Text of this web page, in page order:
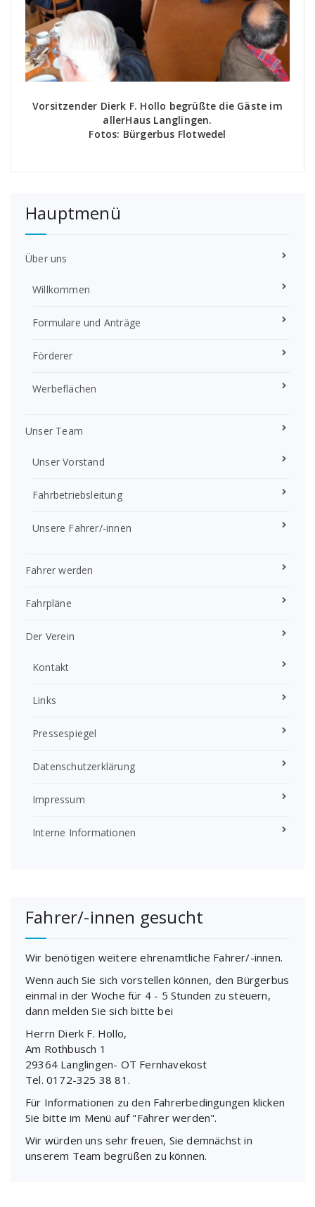
Vorsitzender Dierk F. Hollo begrüßte die Gäste im
allerHaus Langlingen.
Fotos: Bürgerbus Flotwedel
Hauptmenü
Über uns
Willkommen
Formulare und Anträge
Förderer
Werbeflächen
Unser Team
Unser Vorstand
Fahrbetriebsleitung
Unsere Fahrer/-innen
Fahrer werden
Fahrpläne
Der Verein
Kontakt
Links
Pressespiegel
Datenschutzerklärung
Impressum
Interne Informationen
Fahrer/-innen gesucht
Wir benötigen weitere ehrenamtliche Fahrer/-innen.
Wenn auch Sie sich vorstellen können, den Bürgerbus
einmal in der Woche für 4 - 5 Stunden zu steuern,
dann melden Sie sich bitte bei
Herrn Dierk F. Hollo,
Am Rothbusch 1
29364 Langlingen- OT Fernhavekost
Tel. 0172-325 38 81.
Für Informationen zu den Fahrerbedingungen klicken
Sie bitte im Menü auf "Fahrer werden".
Wir würden uns sehr freuen, Sie demnächst in
unserem Team begrüßen zu können.